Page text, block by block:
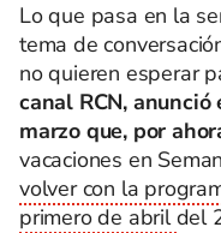
Lo que pasa en la
tema de
no quieren esperar
canal RCN,
marzo que, por
vacaciones en
volver con la
primero de abrildel